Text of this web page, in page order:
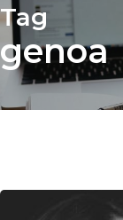
Tag
genoa
Voci